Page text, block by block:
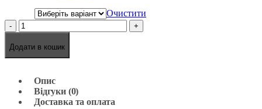
Очистити
- +
Додати в кошик
Опис
Відгуки (0)
Доставка та оплата